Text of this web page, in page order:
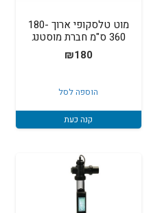
מוט טלסקופי ארוך 180-
360 ס"מ חברת מוסטנג
₪180
הוספה לסל
קנה כעת